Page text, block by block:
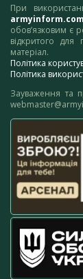
При
обов’язковим є
відкритого
матеріал.
Політика
Політика
Зауваження та